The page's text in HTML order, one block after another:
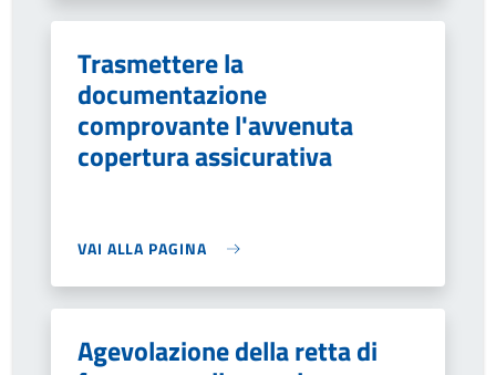
Trasmettere la
documentazione
comprovante l'avvenuta
copertura assicurativa
VAI ALLA PAGINA
Agevolazione della retta di